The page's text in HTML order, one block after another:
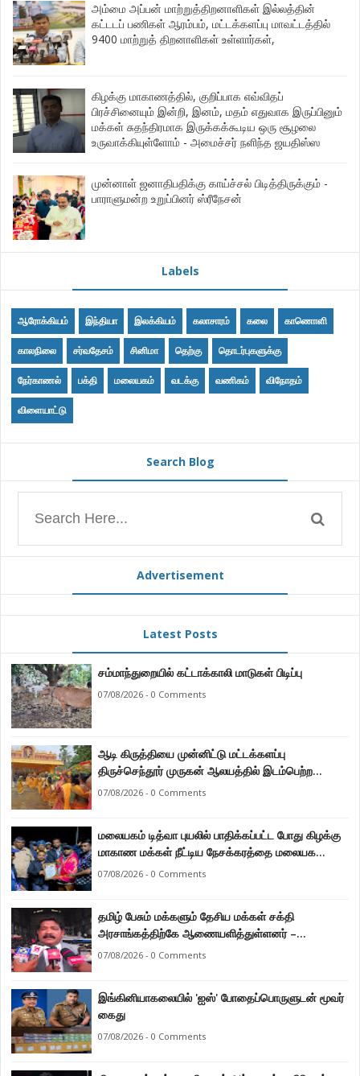
அம்மை அப்பன் மாற்றுத்திறனாளிகள் இல்லத்தின்
கட்டடப் பணிகள் ஆரம்பம், மட்டக்களப்பு மாவட்டத்தில்
9400 மாற்றுத் திறனாளிகள் உள்ளார்கள்,
கிழக்கு மாகாணத்தில், குறிப்பாக எவ்விதப்
பிரச்சினையும் இன்றி, இனம், மதம் எதுவாக இருப்பினும்
மக்கள் சுதந்திரமாக இருக்கக்கூடிய ஒரு சூழலை
உருவாக்கியுள்ளோம் - அமைச்சர் நளிந்த ஜயதிஸ்ஸ
முன்னாள் ஜனாதிபதிக்கு காய்ச்சல் பிடித்திருக்கும் -
பாராளுமன்ற உறுப்பினர் ஸ்ரீநேசன்
Labels
ஆரோக்கியம் இந்தியா இலக்கியம் கலாசாரம் கலை காணொளி
காலநிலை சர்வதேசம் சினிமா தெற்கு தொடர்புகளுக்கு
நேர்காணல் பக்தி மலையகம் வடக்கு வணிகம் விநோதம்
விளையாட்டு
Search Blog
Advertisement
Latest Posts
சம்மாந்துறையில் கட்டாக்காலி மாடுகள் பிடிப்பு
07/08/2026 - 0 Comments
ஆடி கிருத்தியை முன்னிட்டு மட்டக்களப்பு
திருச்செந்தூர் முருகன் ஆலயத்தில் இடம்பெற்ற
பால்குட பவனி 1008 சங்கா ஆபிஷேக நிகழ்வு.
07/08/2026 - 0 Comments
மலையகம் டித்வா புயலில் பாதிக்கப்பட்ட போது கிழக்கு
மாகாண மக்கள் நீட்டிய நேசக்கரத்தை மலையக
மக்கள் ஒருபோதும் மறக்கமாட்டார்கள் : நுவரெலியா
07/08/2026 - 0 Comments
தமிழ் பேசும் மக்களும் தேசிய மக்கள் சக்தி
அரசாங்கத்திற்கே ஆணையளித்துள்ளனர் –
கடற்றொழில் அமைச்சர் இராமலிங்கம் சந்திரசேகர்
07/08/2026 - 0 Comments
இங்கினியாகலையில் 'ஐஸ்' போதைப்பொருளுடன் மூவர்
கைது
07/08/2026 - 0 Comments